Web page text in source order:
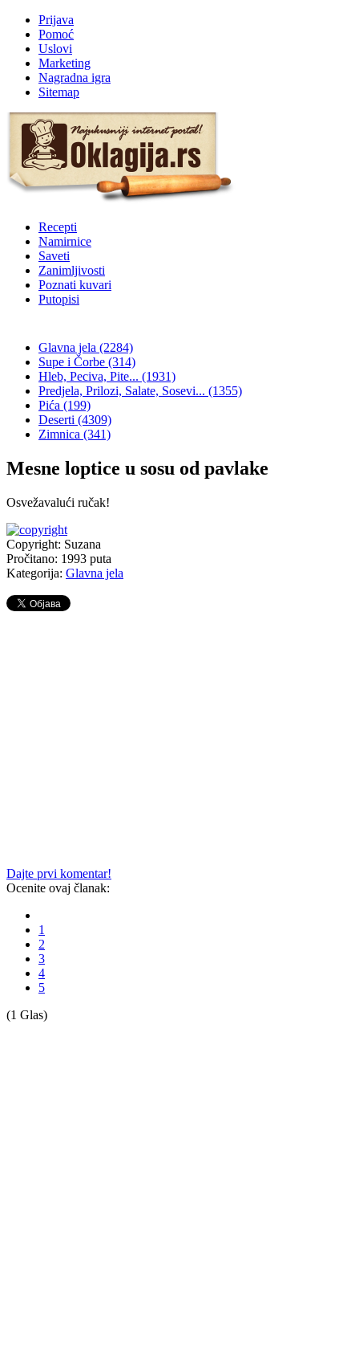
Prijava
Pomoć
Uslovi
Marketing
Nagradna igra
Sitemap
Recepti
Namirnice
Saveti
Zanimljivosti
Poznati kuvari
Putopisi
Glavna jela (2284)
Supe i Čorbe (314)
Hleb, Peciva, Pite... (1931)
Predjela, Prilozi, Salate, Sosevi... (1355)
Pića (199)
Deserti (4309)
Zimnica (341)
Mesne loptice u sosu od pavlake
Osvežavalući ručak!
Copyright: Suzana
Pročitano: 1993 puta
Kategorija: Glavna jela
Dajte prvi komentar!
Ocenite ovaj članak:
1
2
3
4
5
(1 Glas)